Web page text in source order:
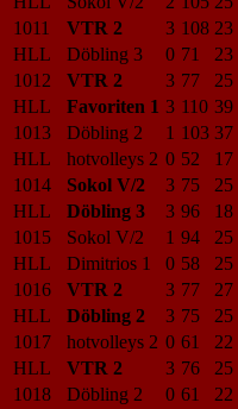
1011
VTR 2 3 108 23
HLL
Döbling 3 0 71 23
1012
VTR 2 3 77 25
HLL
Favoriten 1 3 110 39
1013
Döbling 2 1 103 37
HLL
hotvolleys 2 0 52 17
1014
Sokol V/2 3 75 25
HLL
Döbling 3 3 96 18
1015
Sokol V/2 1 94 25
HLL
Dimitrios 1 0 58 25
1016
VTR 2 3 77 27
HLL
Döbling 2 3 75 25
1017
hotvolleys 2 0 61 22
HLL
VTR 2 3 76 25
1018
Döbling 2 0 61 22